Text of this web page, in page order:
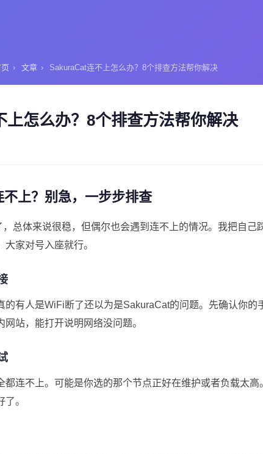
› 文章 › SakuraCat连不上怎么办？8个排查方法帮你解决
上怎么办？8个排查方法帮你解决
上？别急，一步步排查
总体来说很稳，但偶尔也会遇到连不上的情况。我把自己
家对号入座就行。
的有人是WiFi断了还以为是SakuraCat的问题。先确认你的
站，能打开说明网络没问题。
都连不上。可能是你选的那个节点正好在维护或者负载太高
。